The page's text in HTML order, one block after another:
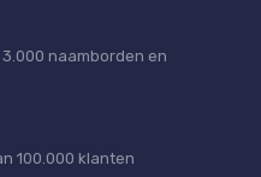
naamborden en
100.000 klanten